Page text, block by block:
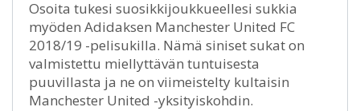
Osoita tukesi suosikkijoukkueellesi sukkia
myöden Adidaksen Manchester United FC
2018/19 -pelisukilla. Nämä siniset sukat on
valmistettu miellyttävän tuntuisesta
puuvillasta ja ne on viimeistelty kultaisin
Manchester United -yksityiskohdin.